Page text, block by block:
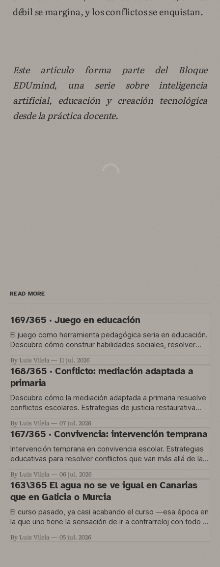
débil se margina, y los conflictos se enquistan.
Este artículo forma parte del Bloque
EDUmind, una serie sobre inteligencia
artificial, educación y creación tecnológica
desde la práctica docente.
READ MORE
169/365 · Juego en educación
El juego como herramienta pedagógica seria en educación.
Descubre cómo construir habilidades sociales, resolver
By Luis Vilela 11 jul. 2026
168/365 · Conflicto: mediación adaptada a
primaria
Descubre cómo la mediación adaptada a primaria resuelve
conflictos escolares. Estrategias de justicia restaurativa
By Luis Vilela 07 jul. 2026
167/365 · Convivencia: intervención temprana
Intervención temprana en convivencia escolar. Estrategias
educativas para resolver conflictos que van más allá de las
By Luis Vilela 06 jul. 2026
163\365 El agua no se ve igual en Canarias
que en Galicia o Murcia
El curso pasado, ya casi acabando el curso —esa época en
la que uno tiene la sensación de ir a contrarreloj con todo lo
proyecto que está en marcha ahora. Una convocatoria de
By Luis Vilela 05 jul. 2026